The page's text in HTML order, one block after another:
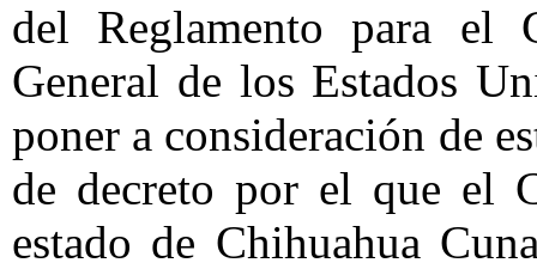
del Reglamento para el
General de los Estados
poner a consideración de
de decreto por el que el
estado de Chihuahua